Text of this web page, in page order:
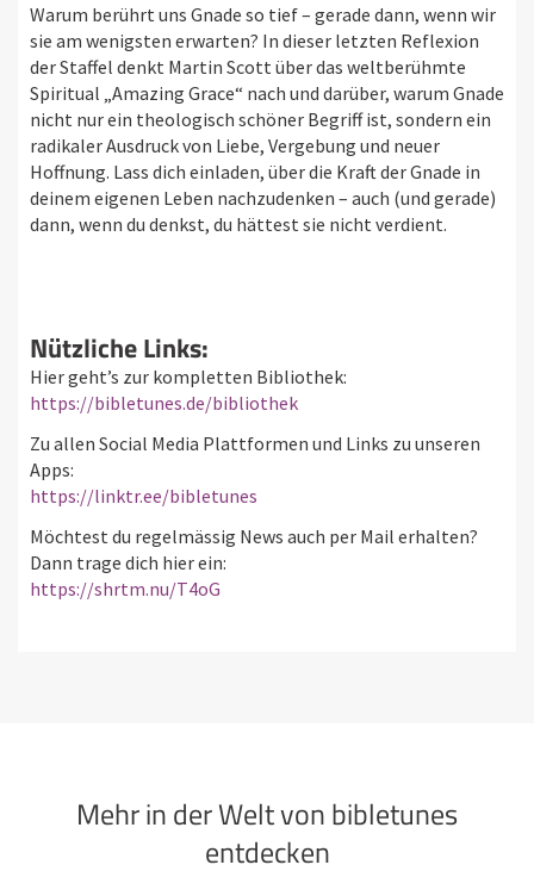
Warum berührt uns Gnade so tief – gerade dann, wenn wir
sie am wenigsten erwarten? In dieser letzten Reflexion
der Staffel denkt Martin Scott über das weltberühmte
Spiritual „Amazing Grace“ nach und darüber, warum Gnade
nicht nur ein theologisch schöner Begriff ist, sondern ein
radikaler Ausdruck von Liebe, Vergebung und neuer
Hoffnung. Lass dich einladen, über die Kraft der Gnade in
deinem eigenen Leben nachzudenken – auch (und gerade)
dann, wenn du denkst, du hättest sie nicht verdient.
Nützliche Links:
Hier geht’s zur kompletten Bibliothek:
https://bibletunes.de/bibliothek
Zu allen Social Media Plattformen und Links zu unseren
Apps:
https://linktr.ee/bibletunes
Möchtest du regelmässig News auch per Mail erhalten?
Dann trage dich hier ein:
https://shrtm.nu/T4oG
Mehr in der Welt von bibletunes
entdecken